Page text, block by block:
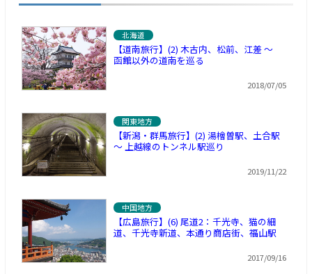
北海道
【道南旅行】(2) 木古内、松前、江差 ～
函館以外の道南を巡る
2018/07/05
関東地方
【新潟・群馬旅行】(2) 湯檜曽駅、土合駅
～ 上越線のトンネル駅巡り
2019/11/22
中国地方
【広島旅行】(6) 尾道2：千光寺、猫の細
道、千光寺新道、本通り商店街、福山駅
2017/09/16